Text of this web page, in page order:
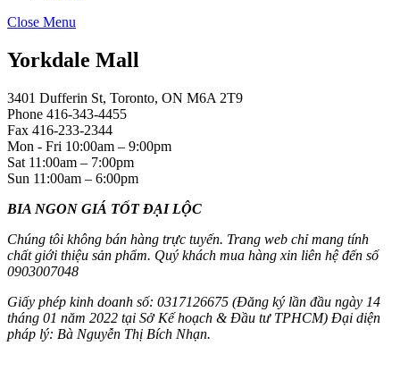
Close Menu
Yorkdale Mall
3401 Dufferin St, Toronto, ON M6A 2T9
Phone 416-343-4455
Fax 416-233-2344
Mon - Fri 10:00am – 9:00pm
Sat 11:00am – 7:00pm
Sun 11:00am – 6:00pm
BIA NGON GIÁ TỐT ĐẠI LỘC
Chúng tôi không bán hàng trực tuyến. Trang web chỉ mang tính
chất giới thiệu sản phẩm. Quý khách mua hàng xin liên hệ đến số
0903007048
Giấy phép kinh doanh số: 0317126675 (Đăng ký lần đầu ngày 14
tháng 01 năm 2022 tại Sở Kế hoạch & Đầu tư TPHCM) Đại diện
pháp lý: Bà Nguyễn Thị Bích Nhạn.